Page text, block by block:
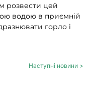
розвести цей
водою в приємній
горло і
Наступні новини >